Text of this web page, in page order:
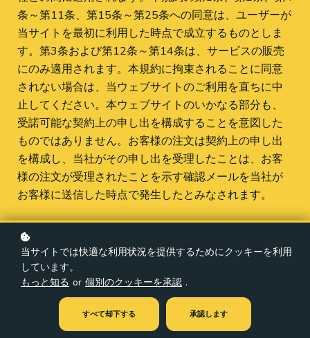
条～第11条、第15条～第25条への同意は、ユーザーが
当サイトを最初に利用した時点で成立するものとしま
す。第3条および第12条～第14条は、サービスの販売
にのみ適用されます。本規約に拘束されることに同意
されない場合は、当ウェブサイトのご利用を直ちに中
止してください。本ウェブサイトのいかなる部分も、
受諾可能な契約上の申し出を構成することを意図した
ものではありません。お客様の注文は契約上の申し出
を構成し、当社がその申し出を受理したことは、お客
様の注文が受理されたことを示す確認メールを当社が
お客様に送信した時点で発生したとみなされます。
This agreement applies as between you, the User of this
Website andFlightScope Japan株式会社, the owner(s)
of this Website. Your agreement to comply with and be
bound by Clauses 1, 2, 4 – 11 and 15 – 25 of these
Terms and Conditions is deemed to occur upon your first
use of the Website. Clauses 3 and 12 – 14 apply only to
当サイトでは快適な利用状況を提供するためにクッキーを利用
しています。
もっと知る or 個別のクッキーを承認 .
すべて却下する 承認します